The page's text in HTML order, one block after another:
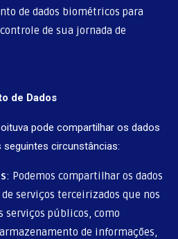
de dados biométricos para
de sua jornada de
de Dados
pode compartilhar os dados
circunstâncias:
: Podemos compartilhar os dados
serviços terceirizados que nos
serviços públicos, como
de informações,